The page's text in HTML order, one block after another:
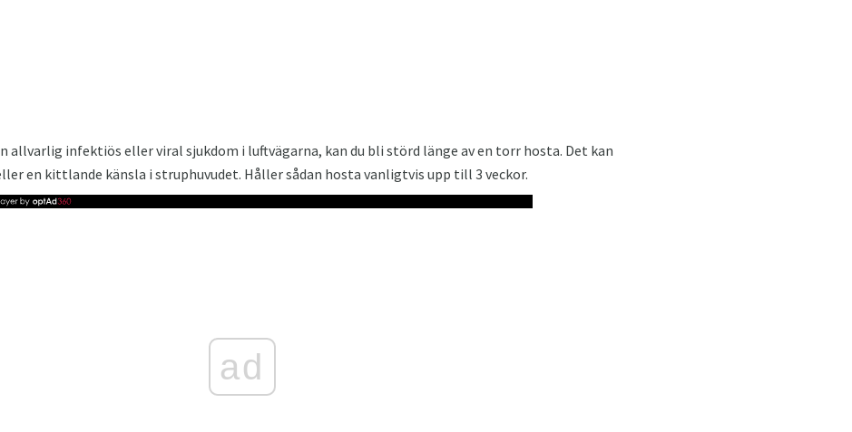
allvarlig infektiös eller viral sjukdom i luftvägarna, kan du bli störd länge av en torr hosta. Det kan
en kittlande känsla i struphuvudet. Håller sådan hosta vanligtvis upp till 3 veckor.
ad